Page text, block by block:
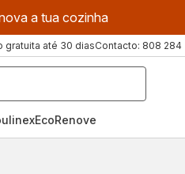
a tua cozinha
gratuita até 30 diasContacto: 808 284
EcoRenove